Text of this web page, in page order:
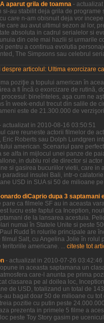
aparut grila de toamna -
si-au stabilit deja grila de
care n-am obisnuit deja vor
care au avut ultimul sezon al lor,
absoluta in cadrul serialelor si
din cele mai hazlii si urmarile
pentru a continua evolutia
The Simpsons sau celebrul
poziţie a topului american în
a fi încă o exorcizare de rutină,
bineînteles, aşa cum ne
în week-endul trecut din salile de
este de 21.300.000 de
actualizat in 2010-08-16 03:50:51
care reuneste actorii filmelor de
Eric Roberts sau Dolph Lundgren
american. Scenariul pare
alfa in mijlocul unei panze de
in dublu rol de director si
si gasirea bucuriilor vietii, care
paradisul insulei Bali, intr-o
USD in SUA si 50 de milioane
diCaprio dupa 3 saptamani
pare ca filmele SF au in aceasta
lucru este faptul ca Inception,
de la lansarea acestuia.
numai în Statele Unite si peste
Rudd în rolurile principale are
filmul Salt, cu Angelina Jolie în
americane. ... citeste tot
- actualizat in 2010-07-26 03:42:46
in aceasta saptamana un
care-l anunta pe prima
clasarea pe al doilea loc,
de USD, totalizand un total de
au bagat doar 50 de milioane cu
pozitie cu putin peste
prezenta in primele 5 filme a
peste Toy Story gasim pe